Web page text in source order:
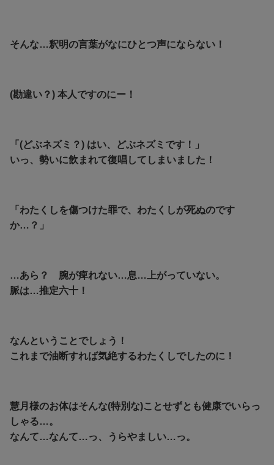
そんな…釈明の言葉がなにひとつ声にならない！
(勘違い？) 本人ですのにー！
「(どぶネズミ？) はい、どぶネズミです！」
いっ、勢いに飲まれて復唱してしまいました！
「わたくしを傷つけた罪で、わたくしが死ぬのです
か…？」
…あら？ 腕が痺れない…息…上がっていない。
脈は…推定六十！
なんということでしょう！
これまで油断すれば気絶するわたくしでしたのに！
慧月様のお体はそんな(特別な)ことせずとも健康でいらっ
しゃる…。
なんて…なんて…っ、うらやましい…っ。